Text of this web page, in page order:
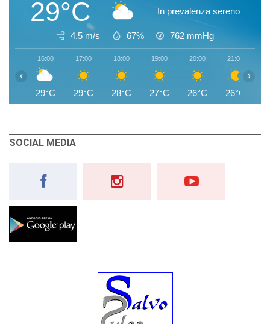
29°C In prevalenza sereno
4.5 m/s 67% 762 mmHg
16:00
29°C
17:00
29°C
18:00
28°C
19:00
27°C
20:00
26°C
21:00
26°C
‹ ›
SOCIAL MEDIA